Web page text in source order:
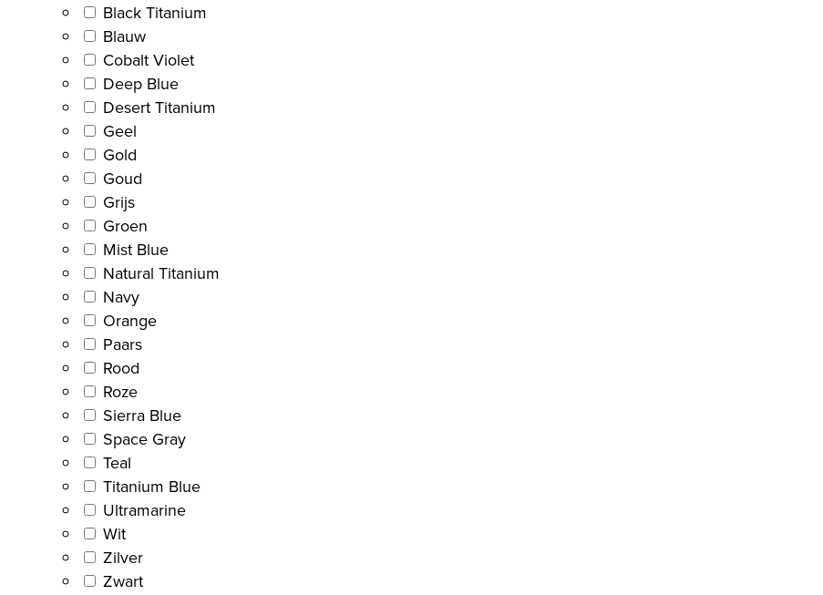
Black Titanium
Blauw
Cobalt Violet
Deep Blue
Desert Titanium
Geel
Gold
Goud
Grijs
Groen
Mist Blue
Natural Titanium
Navy
Orange
Paars
Rood
Roze
Sierra Blue
Space Gray
Teal
Titanium Blue
Ultramarine
Wit
Zilver
Zwart